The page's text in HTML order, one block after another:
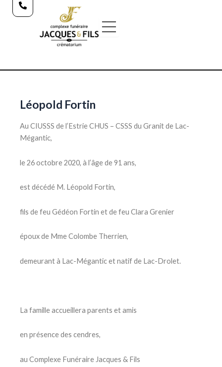
Léopold Fortin
Au CIUSSS de l’Estrie CHUS – CSSS du Granit de Lac-
Mégantic,
le 26 octobre 2020, à l’âge de 91 ans,
est décédé M. Léopold Fortin,
fils de feu Gédéon Fortin et de feu Clara Grenier
époux de Mme Colombe Therrien,
demeurant à Lac-Mégantic et natif de Lac-Drolet.
La famille accueillera parents et amis
en présence des cendres,
au Complexe Funéraire Jacques & Fils